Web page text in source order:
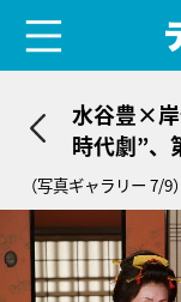
水谷豊×
時代劇”、
（写真ギャラリー 7/9）